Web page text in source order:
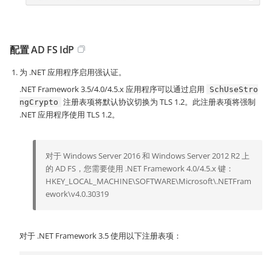
配置 AD FS IdP
为 .NET 应用程序启用强认证。
.NET Framework 3.5/4.0/4.5.x 应用程序可以通过启用
SchUseStro
ngCrypto 注册表项将默认协议切换为 TLS 1.2。此注册表项将强制
.NET 应用程序使用 TLS 1.2。
对于 Windows Server 2016 和 Windows Server 2012 R2 上
的 AD FS，您需要使用 .NET Framework 4.0/4.5.x 键：
HKEY_LOCAL_MACHINE\SOFTWARE\Microsoft\.NETFram
ework\v4.0.30319
对于 .NET Framework 3.5 使用以下注册表项：